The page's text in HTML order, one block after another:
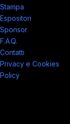
Stampa
Espositori
Sponsor
F.A.Q.
Contatti
Privacy e Cookies
Policy